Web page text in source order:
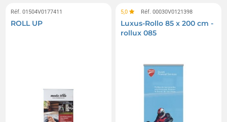
Réf. 01504V0177411
ROLL UP
5,0 Réf. 00030V0121398
Luxus-Rollo 85 x 200 cm -
rollux 085